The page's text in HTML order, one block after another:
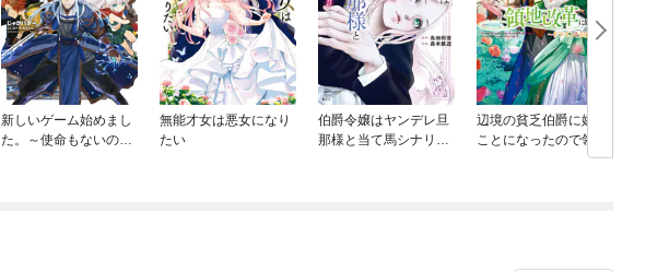
新しいゲーム始めまし
た。～使命もないのに
無能才女は悪女になり
たい
伯爵令嬢はヤンデレ旦
那様と当て馬シナリオ
辺境の貧乏伯爵に嫁ぐ
ことになったので領地